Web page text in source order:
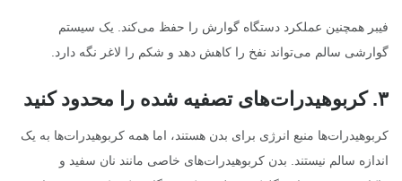
فیبر همچنین عملکرد دستگاه گوارش را حفظ می‌کند. یک سیستم
گوارشی سالم می‌تواند نفخ را کاهش دهد و شکم را لاغر نگه دارد.
۳.کربوهیدرات‌های تصفیه شده را محدود کنید
کربوهیدرات‌ها منبع انرژی برای بدن هستند، اما همه کربوهیدرات‌ها به یک
اندازه سالم نیستند. بدن کربوهیدرات‌های خاصی مانند نان سفید و